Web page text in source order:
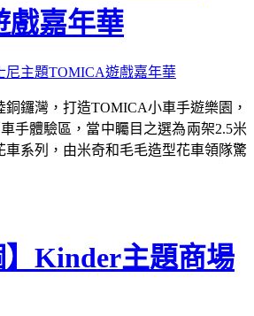
嘉年華
鑼灣，打造TOMICA小車手遊樂園，
手體驗區，當中矚目之選為兩架2.5米
系列，由米奇和毛毛造型花車領隊驚
】Kinder主題商場